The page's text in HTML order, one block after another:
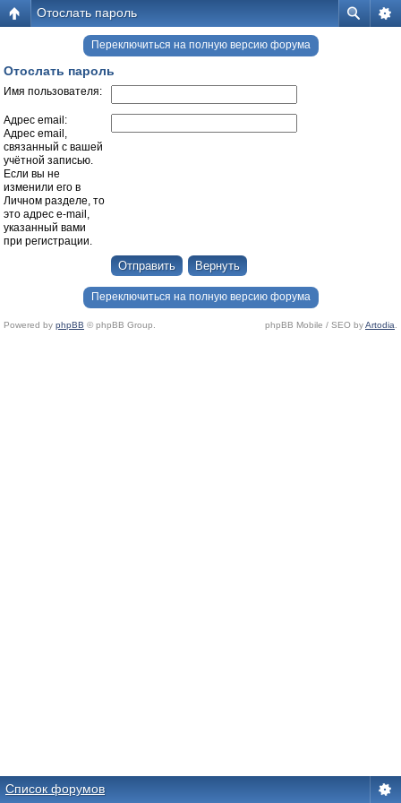
Отослать пароль
Переключиться на полную версию форума
Отослать пароль
Имя пользователя:
Адрес email:
Адрес email,
связанный с вашей
учётной записью.
Если вы не
изменили его в
Личном разделе, то
это адрес e-mail,
указанный вами
при регистрации.
Переключиться на полную версию форума
Powered by phpBB © phpBB Group. phpBB Mobile / SEO byArtodia
Список форумов